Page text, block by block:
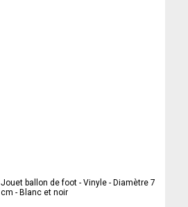
Jouet ballon de foot - Vinyle - Diamètre 7
cm - Blanc et noir